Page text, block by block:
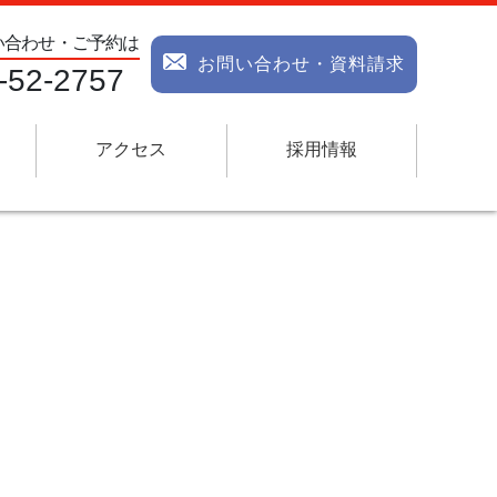
わせ・ご予約は
52-2757 お問い合わせ・資料請求
アクセス 採用情報